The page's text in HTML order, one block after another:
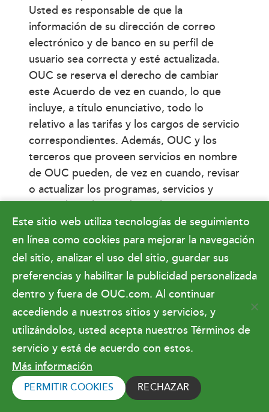
Usted es responsable de que la
información de su dirección de correo
electrónico y de banco en su perfil de
usuario sea correcta y esté actualizada.
OUC se reserva el derecho de cambiar
este Acuerdo de vez en cuando, lo que
incluye, a título enunciativo, todo lo
relativo a las tarifas y los cargos de servicio
correspondientes. Además, OUC y los
terceros que proveen servicios en nombre
de OUC pueden, de vez en cuando, revisar
o actualizar los programas, servicios y
materiales relacionados. Tales revisiones o
actualizaciones podrían dejar sin efecto las
versiones anteriores de dichos programas,
servicios y materiales. Usted es
responsable de revisar regularmente este
Acuerdo. Su uso continuado del Servicio
constituirá su aceptación de todas las
modificaciones realizadas a este Acuerdo.
Comunicaciones
promocionales
Al crear una cuenta de myOUC, usted
Este sitio web utiliza tecnologías de seguimiento
en línea como cookies para mejorar la navegación
del sitio, analizar el uso del sitio, guardar sus
preferencias y habilitar la publicidad personalizada
dentro y fuera de OUC.com. Al continuar
accediendo a nuestros sitios y servicios, y
utilizándolos, usted acepta nuestros Términos de
servicio y está de acuerdo con estos.
Más información
PERMITIR COOKIES RECHAZAR